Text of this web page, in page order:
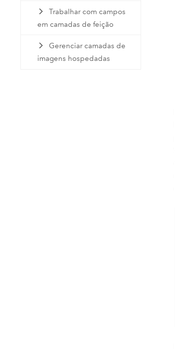
Trabalhar com campos
em camadas de feição
Gerenciar camadas de
imagens hospedadas